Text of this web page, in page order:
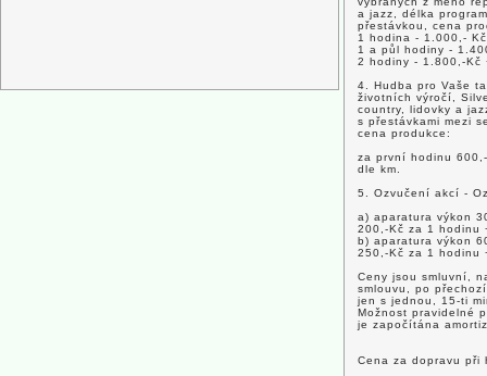
a jazz, délka
přestávkou, cena
1 hodina - 1.000,- Kč
1 a půl hodiny -
2 hodiny - 1.800,-Kč
4. Hudba pro Vaše
životních výročí,
country, lidovky a
s přestávkami mezi
cena produkce:
za první hodinu
dle km.
5. Ozvučení akcí -
a) aparatura výkon
200,-Kč za 1 hodinu
b) aparatura výkon
250,-Kč za 1 hodinu
Ceny jsou smluvní,
smlouvu, po
jen s jednou, 15-ti
Možnost pravidelné
je započítána
Cena za dopravu při